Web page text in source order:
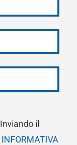
Inviando il
INFORMATIVA